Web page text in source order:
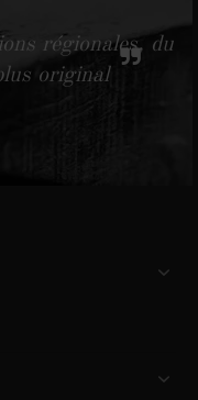
régionales, du
original